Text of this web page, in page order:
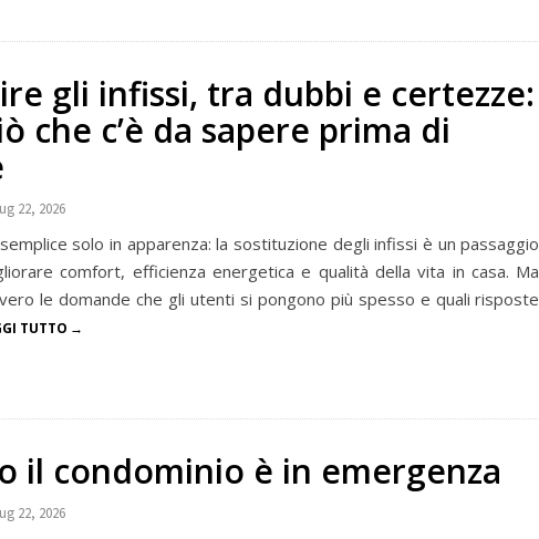
gli infissi, tra dubbi e certezze:
che c’è da sapere prima di
22, 2026
solo in apparenza: la sostituzione degli infissi è un passaggio
comfort, efficienza energetica e qualità della vita in casa. Ma
le domande che gli utenti si pongono più spesso e quali risposte
TUTTO
il condominio è in emergenza
22, 2026